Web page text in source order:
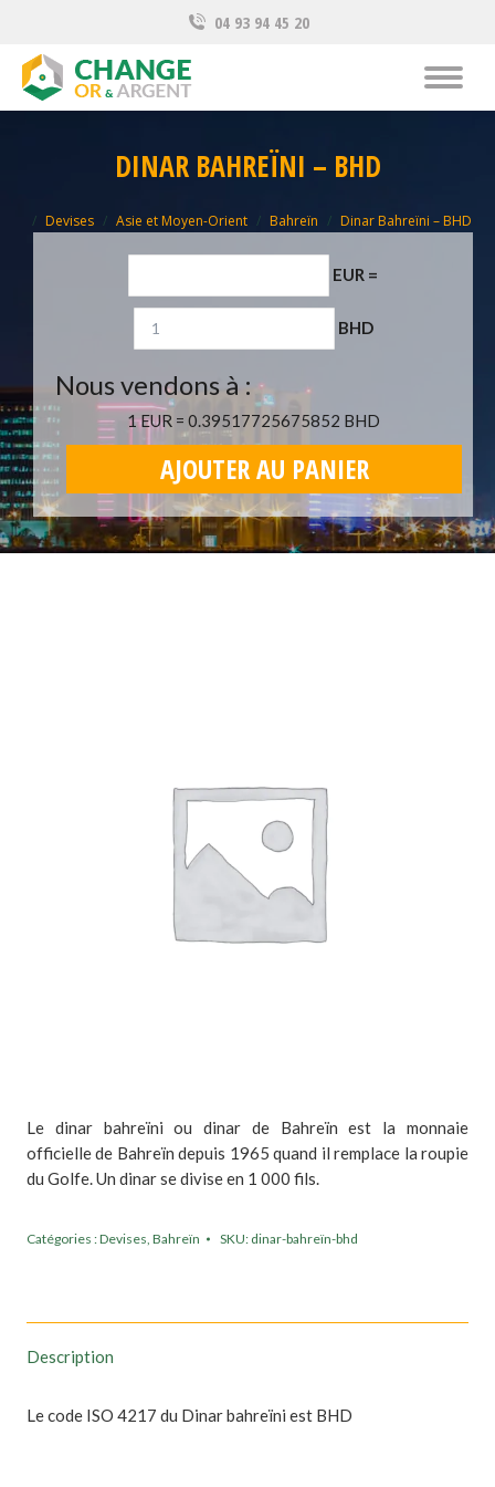
04 93 94 45 20
DINAR BAHREÏNI – BHD
Devises Asie et Moyen-Orient Bahreïn Dinar Bahreïni – BHD
EUR =
BHD
Nous vendons à :
1 EUR = 0.39517725675852 BHD
AJOUTER AU PANIER
Le dinar bahreïni ou dinar de Bahreïn est la monnaie
officielle de Bahreïn depuis 1965 quand il remplace la roupie
du Golfe. Un dinar se divise en 1 000 fils.
Catégories :Devises, Bahreïn SKU: dinar-bahreïn-bhd
Description
Le code ISO 4217 du Dinar bahreïni est BHD